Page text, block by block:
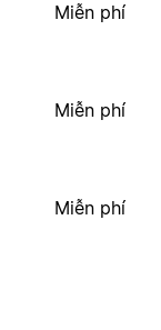
Miễn phí
Miễn phí
Miễn phí